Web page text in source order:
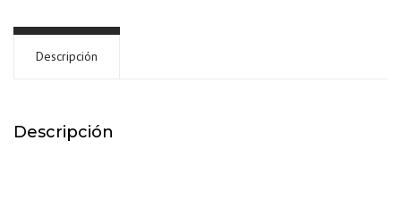
Descripción
Descripción